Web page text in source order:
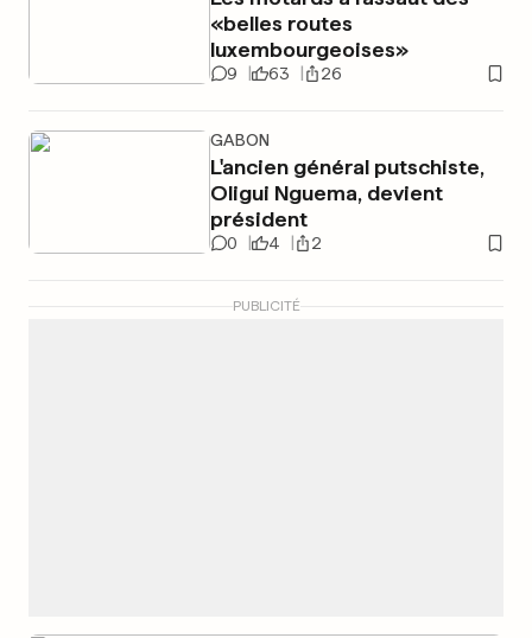
«belles routes
luxembourgeoises»
9 63 26
GABON
L'ancien général putschiste,
Oligui Nguema, devient
président
0 4 2
PUBLICITÉ